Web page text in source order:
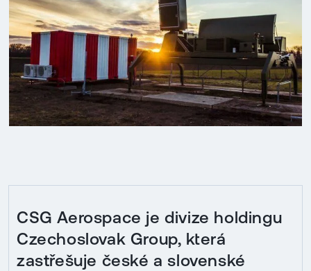
CSG Aerospace je divize holdingu
Czechoslovak Group, která
zastřešuje české a slovenské